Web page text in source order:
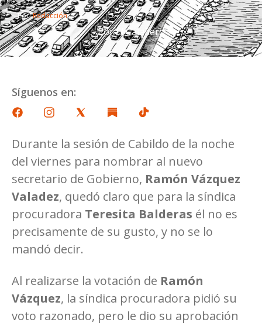
Por: Redacción
Por El Calafiero
Síguenos en:
Durante la sesión de Cabildo de la noche
del viernes para nombrar al nuevo
secretario de Gobierno, Ramón Vázquez
Valadez, quedó claro que para la síndica
procuradora Teresita Balderas él no es
precisamente de su gusto, y no se lo
mandó decir.
Al realizarse la votación de Ramón
Vázquez, la síndica procuradora pidió su
voto razonado, pero le dio su aprobación